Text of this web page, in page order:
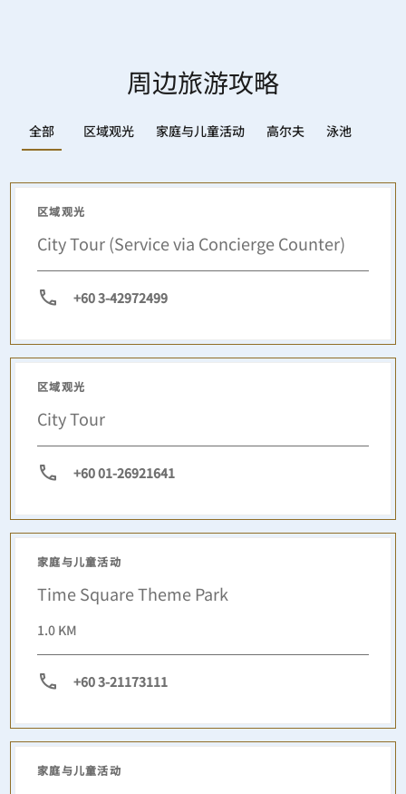
周边旅游攻略
全部 区域观光 家庭与儿童活动 高尔夫 泳池
区域观光
City Tour (Service via Concierge Counter)
+60 3-42972499
区域观光
City Tour
+60 01-26921641
家庭与儿童活动
Time Square Theme Park
1.0 KM
+60 3-21173111
家庭与儿童活动